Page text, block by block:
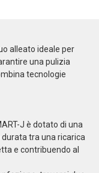
alleato ideale per
una pulizia
tecnologie
J è dotato di una
tra una ricarica
e contribuendo al